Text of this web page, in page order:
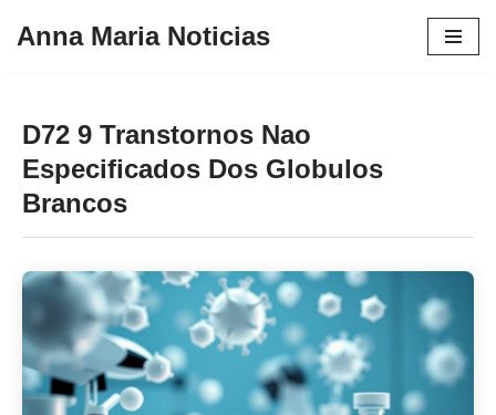
conteúdo
Anna Maria Noticias
D72 9 Transtornos Nao
Especificados Dos Globulos
Brancos